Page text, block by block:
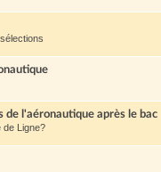
de l'aéronautique après le bac
de Ligne?